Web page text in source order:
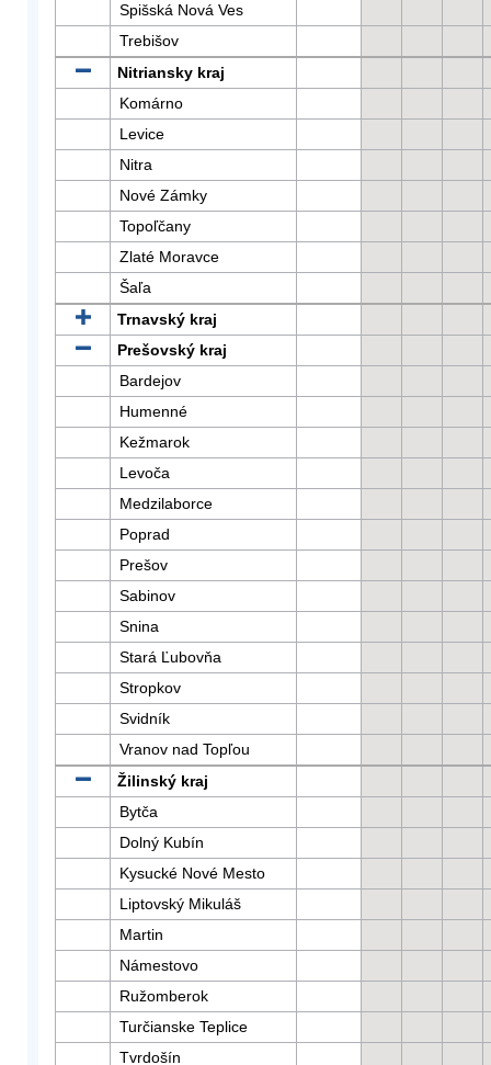
Spišská Nová Ves
Trebišov
Nitriansky kraj
Komárno
Levice
Nitra
Nové Zámky
Topoľčany
Zlaté Moravce
Šaľa
Trnavský kraj
Prešovský kraj
Bardejov
Humenné
Kežmarok
Levoča
Medzilaborce
Poprad
Prešov
Sabinov
Snina
Stará Ľubovňa
Stropkov
Svidník
Vranov nad Topľou
Žilinský kraj
Bytča
Dolný Kubín
Kysucké Nové Mesto
Liptovský Mikuláš
Martin
Námestovo
Ružomberok
Turčianske Teplice
Tvrdošín